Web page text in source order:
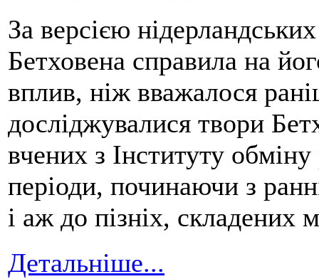
За версією
Бетховена справила на
вплив, ніж вважалося
досліджувалися твори
вчених з Інституту
періоди, починаючи з
і аж до пізніх, складених
Детальніше...